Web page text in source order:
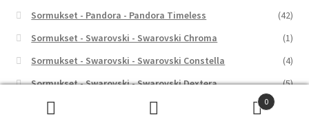
Sormukset - Pandora - Pandora Timeless
(42)
Sormukset - Swarovski - Swarovski Chroma
(1)
Sormukset - Swarovski - Swarovski Constella
(4)
Sormukset - Swarovski - Swarovski Dextera
(5)
Sormukset - Swarovski - Swarovski Gema
0